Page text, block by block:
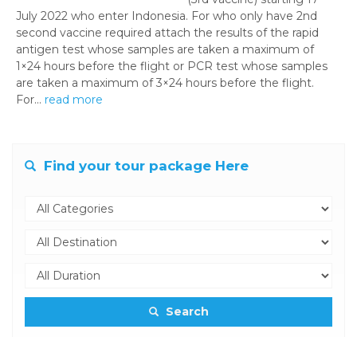
July 2022 who enter Indonesia. For who only have 2nd
second vaccine required attach the results of the rapid
antigen test whose samples are taken a maximum of
1×24 hours before the flight or PCR test whose samples
are taken a maximum of 3×24 hours before the flight.
For... read more
Find your tour package Here
Search